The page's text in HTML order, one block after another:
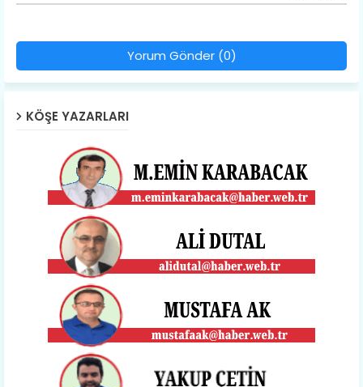
Yorum Gönder (0)
KÖŞE YAZARLARI